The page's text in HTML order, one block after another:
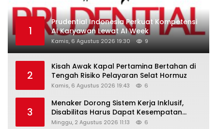
1
Prudential Indonesia Perkuat Kompetensi
AI Karyawan Lewat AI Week
Kamis, 6 Agustus 2026 19:30 9
2
Kisah Awak Kapal Pertamina Bertahan di
Tengah Risiko Pelayaran Selat Hormuz
Kamis, 6 Agustus 2026 19:43 6
3
Menaker Dorong Sistem Kerja Inklusif,
Disabilitas Harus Dapat Kesempatan
Setara
Minggu, 2 Agustus 2026 11:13 6